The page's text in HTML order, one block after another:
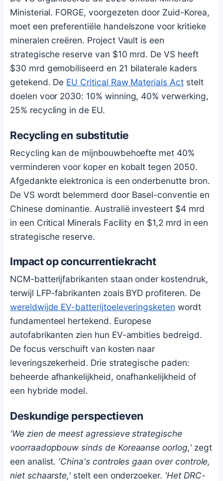
Ministerial. FORGE, voorgezeten door Zuid-Korea,
moet een preferentiële handelszone voor kritieke
mineralen creëren. Project Vault is een
strategische reserve van $10 mrd. De VS heeft
$30 mrd gemobiliseerd en 21 bilaterale kaders
getekend. De EU Critical Raw Materials Actstelt
doelen voor 2030: 10% winning, 40% verwerking,
25% recycling in de EU.
Recycling en substitutie
Recycling kan de mijnbouwbehoefte met 40%
verminderen voor koper en kobalt tegen 2050.
Afgedankte elektronica is een onderbenutte bron.
De VS wordt belemmerd door Basel-conventie en
Chinese dominantie. Australië investeert $4 mrd
in een Critical Minerals Facility en $1,2 mrd in een
strategische reserve.
Impact op concurrentiekracht
NCM-batterijfabrikanten staan onder kostendruk,
terwijl LFP-fabrikanten zoals BYD profiteren. De
wereldwijde EV-batterijtoeleveringsketen wordt
fundamenteel hertekend. Europese
autofabrikanten zien hun EV-ambities bedreigd.
De focus verschuift van kosten naar
leveringszekerheid. Drie strategische paden:
beheerde afhankelijkheid, onafhankelijkheid of
een hybride model.
Deskundige perspectieven
'We zien de meest agressieve strategische
voorraadopbouw sinds de Koreaanse oorlog,'zegt
een analist. 'China's controles gaan over controle,
niet schaarste,' stelt een onderzoeker. 'Het DRC-